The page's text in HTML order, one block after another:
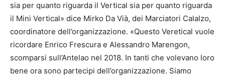
sia per quanto riguarda il Vertical sia per quanto riguarda
il Mini Vertical» dice Mirko Da Vià, dei Marciatori Calalzo,
coordinatore dell’organizzazione. «Questo Veretical vuole
ricordare Enrico Frescura e Alessandro Marengon,
scomparsi sull’Antelao nel 2018. In tanti che volevano loro
bene ora sono partecipi dell’organizzazione. Siamo